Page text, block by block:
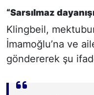
“Sarsılmaz
Klingbeil,
İmamoğlu’na ve
göndererek şu